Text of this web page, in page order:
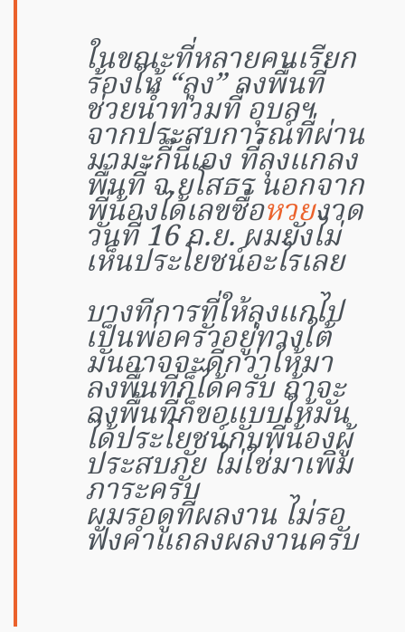
ในขณะที่หลายคนเรียก
ร้องให้ “ลุง” ลงพื้นที่
ช่วยน้ำท่วมที่ อุบลฯ
จากประสบการณ์ที่ผ่าน
มามะกี๊นี่เอง ที่ลุงแกลง
พื้นที่ จ.ยโสธร นอกจาก
พี่น้องได้เลขซื้อหวยงวด
วันที่ 16 ก.ย. ผมยังไม่
เห็นประโยชน์อะไรเลย
บางทีการที่ให้ลุงแกไป
เป็นพ่อครัวอยู่ทางใต้
มันอาจจะดีกว่าให้มา
ลงพื้นที่ก็ได้ครับ ถ้าจะ
ลงพื้นที่ก็ขอแบบให้มัน
ได้ประโยชน์กับพี่น้องผู้
ประสบภัย ไม่ใช่มาเพิ่ม
ภาระครับ
ผมรอดูที่ผลงาน ไม่รอ
ฟังคำแถลงผลงานครับ